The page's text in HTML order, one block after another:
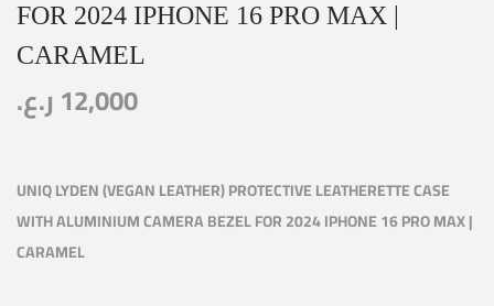
FOR 2024 IPHONE 16 PRO MAX |
CARAMEL
12,000 ر.ع.
UNIQ LYDEN (VEGAN LEATHER) PROTECTIVE LEATHERETTE CASE
WITH ALUMINIUM CAMERA BEZEL FOR 2024 IPHONE 16 PRO MAX |
CARAMEL